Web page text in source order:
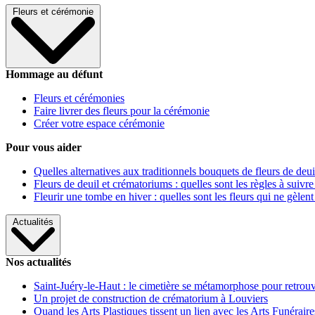
Fleurs et cérémonie
Hommage au défunt
Fleurs et cérémonies
Faire livrer des fleurs pour la cérémonie
Créer votre espace cérémonie
Pour vous aider
Quelles alternatives aux traditionnels bouquets de fleurs de
Fleurs de deuil et crématoriums : quelles sont les règles à
Fleurir une tombe en hiver : quelles sont les fleurs qui ne gèlent
Actualités
Nos actualités
Saint-Juéry-le-Haut : le cimetière se métamorphose pour
Un projet de construction de crématorium à Louviers
Quand les Arts Plastiques tissent un lien avec les Arts